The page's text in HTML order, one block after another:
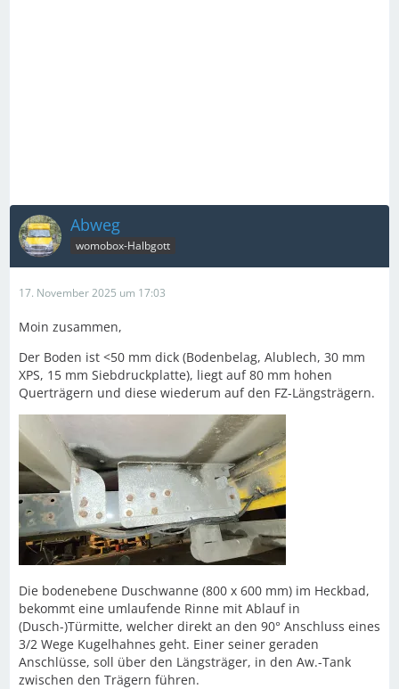
Abweg
womobox-Halbgott
17. November 2025 um 17:03
Moin zusammen,
Der Boden ist <50 mm dick (Bodenbelag, Alublech, 30 mm
XPS, 15 mm Siebdruckplatte), liegt auf 80 mm hohen
Querträgern und diese wiederum auf den FZ-Längsträgern.
Die bodenebene Duschwanne (800 x 600 mm) im Heckbad,
bekommt eine umlaufende Rinne mit Ablauf in
(Dusch-)Türmitte, welcher direkt an den 90° Anschluss eines
3/2 Wege Kugelhahnes geht. Einer seiner geraden
Anschlüsse, soll über den Längsträger, in den Aw.-Tank
zwischen den Trägern führen.